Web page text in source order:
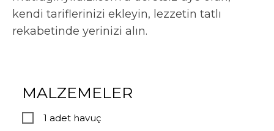
kendi tariflerinizi ekleyin, lezzetin tatlı
rekabetinde yerinizi alın.
MALZEMELER
1 adet havuç